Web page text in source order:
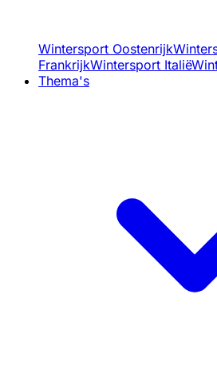
Wintersport Oostenrijk
FrankrijkWintersport Italië
Thema's